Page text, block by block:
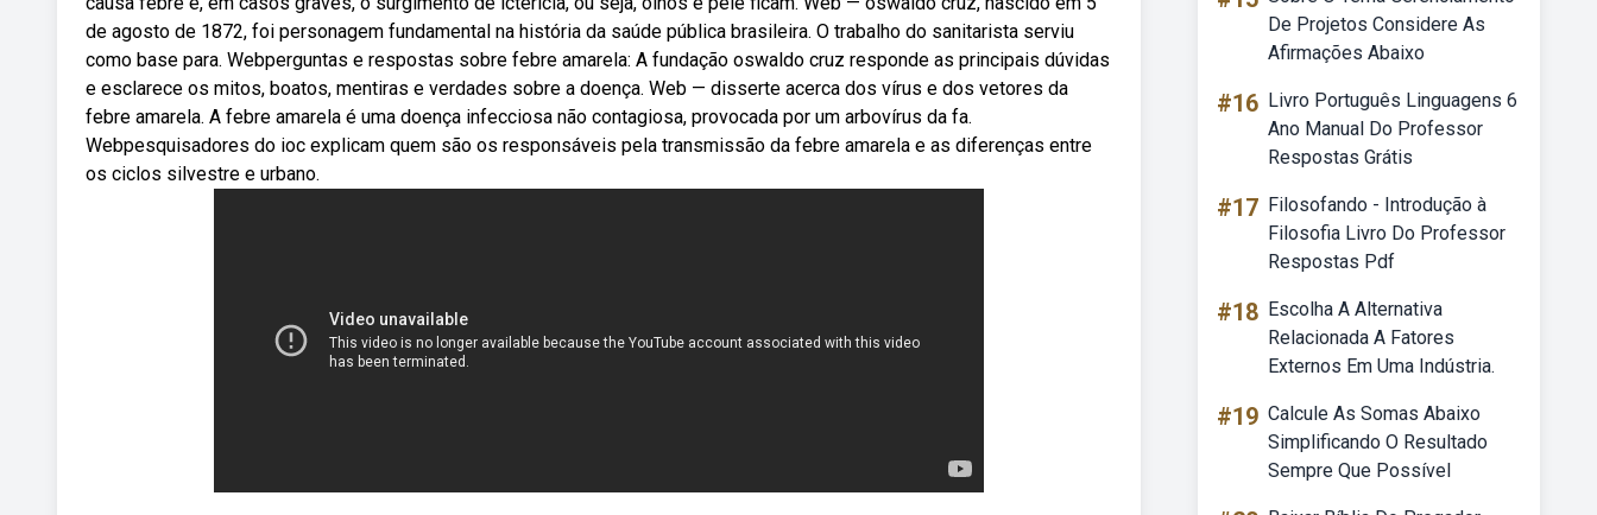
de agosto de 1872, foi personagem fundamental na história da saúde pública brasileira. O trabalho do sanitarista serviu
como base para. Webperguntas e respostas sobre febre amarela: A fundação oswaldo cruz responde as principais dúvidas
e esclarece os mitos, boatos, mentiras e verdades sobre a doença. Web — disserte acerca dos vírus e dos vetores da
febre amarela. A febre amarela é uma doença infecciosa não contagiosa, provocada por um arbovírus da fa.
Webpesquisadores do ioc explicam quem são os responsáveis pela transmissão da febre amarela e as diferenças entre
os ciclos silvestre e urbano.
De Projetos Considere As
Afirmações Abaixo
#16 Livro Português Linguagens 6
Ano Manual Do Professor
Respostas Grátis
#17 Filosofando - Introdução à
Filosofia Livro Do Professor
Respostas Pdf
#18 Escolha A Alternativa
Relacionada A Fatores
Externos Em Uma Indústria.
#19 Calcule As Somas Abaixo
Simplificando O Resultado
Sempre Que Possível